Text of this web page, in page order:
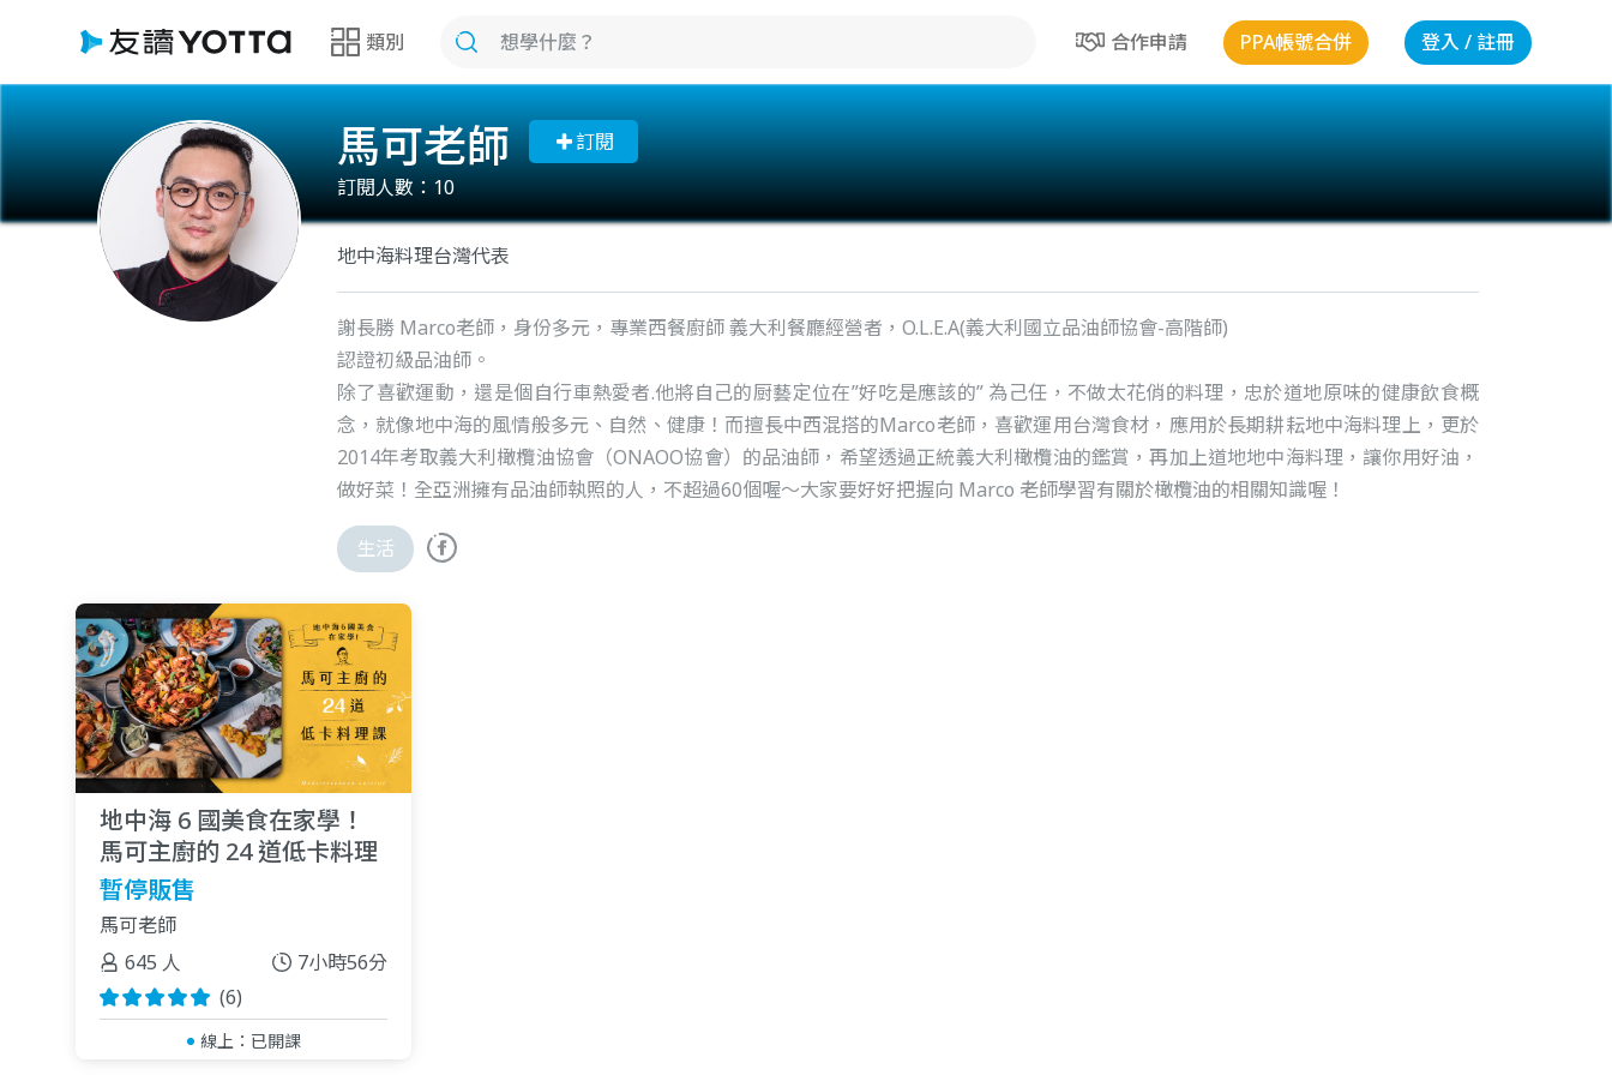
類別 合作申請 PPA帳號合併 登入 / 註冊
馬可老師
訂閱
訂閱人數：10
地中海料理台灣代表
謝長勝 Marco老師，身份多元，專業西餐廚師 義大利餐廳經營者，O.L.E.A(義大利國立品油師協會-高階師)
認證初級品油師。
除了喜歡運動，還是個自行車熱愛者.他將自己的厨藝定位在”好吃是應該的” 為己任，不做太花俏的料理，忠於道地原味的健康飲食概
念，就像地中海的風情般多元、自然、健康！而擅長中西混搭的Marco老師，喜歡運用台灣食材，應用於長期耕耘地中海料理上，更於
2014年考取義大利橄欖油協會（ONAOO協會）的品油師，希望透過正統義大利橄欖油的鑑賞，再加上道地地中海料理，讓你用好油，
做好菜！全亞洲擁有品油師執照的人，不超過60個喔～大家要好好把握向 Marco 老師學習有關於橄欖油的相關知識喔！
生活
地中海 6 國美食在家學！
馬可主廚的 24 道低卡料理
課
暫停販售
馬可老師
645 人
7小時56分
(6)
線上： 已開課